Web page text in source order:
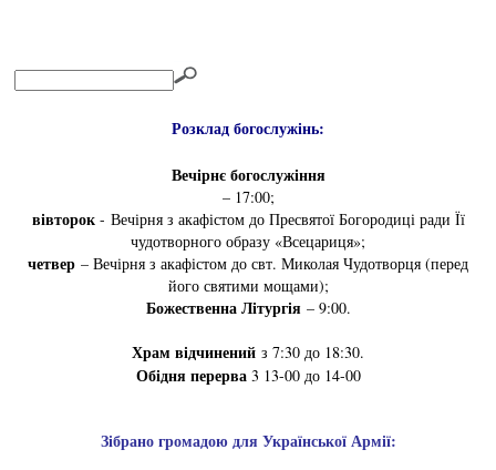
Розклад богослужінь:
Вечірнє богослужіння
– 17:00;
вівторок- Вечірня з акафістом до Пресвятої Богородиці ради Її
чудотворного образу «Всецариця»;
четвер – Вечірня з акафістом до свт. Миколая Чудотворця (перед
його святими мощами);
Божественна Літургія– 9:00.
Храм відчинений з 7:30 до 18:30.
Обідня перерва3 13-00 до 14-00
Зібрано громадою для Української Армії: